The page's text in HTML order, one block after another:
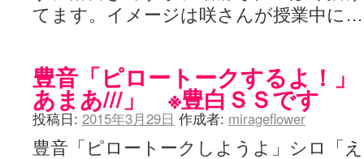
咲めも！ / ニワチョコ、尊い。 (04:23)
ＳＳＳ（咲ＳＳ）感想ブログ / 【SSS】憩 -Kei- 全国編第２２局『流局
SYNTH 2006 - 咲 -Saki- / 阿知賀編をドヤ顔に着目しながらまたまた読
かえんだん - 咲-Saki- / 朱里「そげなこつ私がやっておきますから！」
Saki-1 グランプリ ～咲ワン～ / しわが誕生することは老化現象だと
木と木と木 - 咲-saki- / 新道寺の本 (00:00)
迷子の坊やのみちくさ日記 / 【連載感想】宮永照についてのあれこれ
てます。イメージは咲さんが授業中に
豊音「ピロートークするよ！
あまあ///」 ※豊白ＳＳです
投稿日: 2015年3月29日 作成者: mirageflower
豊音「ピロートークしようよ」シロ「